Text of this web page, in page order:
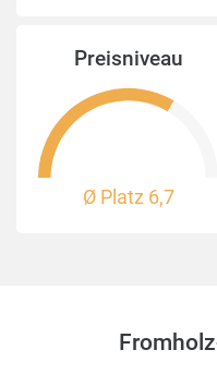
Preisniveau
Ø Platz 6,7